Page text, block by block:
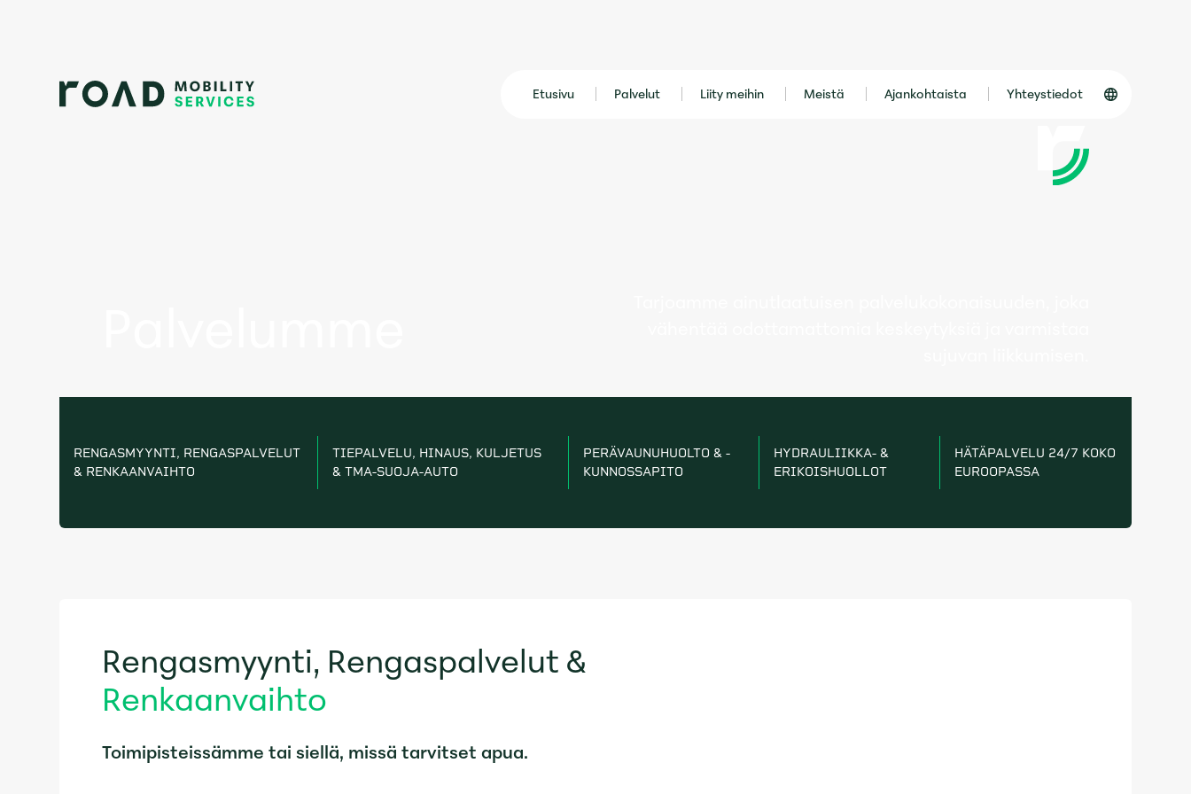
Etusivu Palvelut Liity meihin Meistä Ajankohtaista Yhteystiedot
RENGASMYYNTI, RENGASPALVELUT
& RENKAANVAIHTO
TIEPALVELU, HINAUS, KULJETUS
& TMA-SUOJA-AUTO
PERÄVAUNUHUOLTO & -
KUNNOSSAPITO
HYDRAULIIKKA- &
ERIKOISHUOLLOT
HÄTÄPALVELU 24/7 KOKO
EUROOPASSA
Rengasmyynti, Rengaspalvelut &
Renkaanvaihto
Toimipisteissämme tai siellä, missä tarvitset apua.